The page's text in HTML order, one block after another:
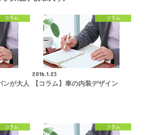
コラム
ンが大人
コラム
2016.1.23
【コラム】車の内装デザイン
コラム コラム